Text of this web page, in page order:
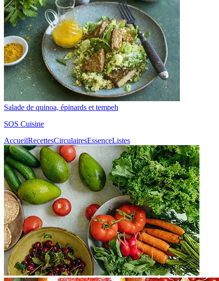
Salade de quinoa, épinards et tempeh
SOS Cuisine
AccueilRecettesCirculairesEssenceListes